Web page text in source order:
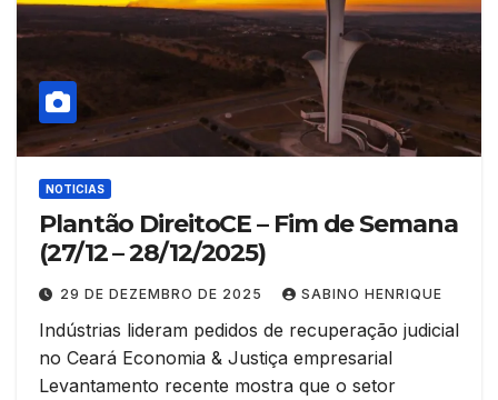
NOTICIAS
Plantão DireitoCE – Fim de Semana
(27/12 – 28/12/2025)
29 DE DEZEMBRO DE 2025 SABINO HENRIQUE
Indústrias lideram pedidos de recuperação judicial
no Ceará Economia & Justiça empresarial
Levantamento recente mostra que o setor